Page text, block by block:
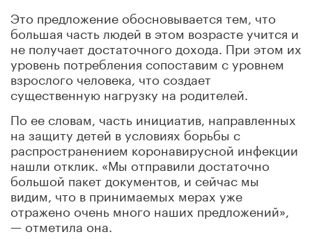
Это предложение обосновывается тем, что
большая часть людей в этом возрасте учится и
не получает достаточного дохода. При этом их
уровень потребления сопоставим с уровнем
взрослого человека, что создает
существенную нагрузку на родителей.
По ее словам, часть инициатив, направленных
на защиту детей в условиях борьбы с
распространением коронавирусной инфекции
нашли отклик. «Мы отправили достаточно
большой пакет документов, и сейчас мы
видим, что в принимаемых мерах уже
отражено очень много наших предложений»,
— отметила она.